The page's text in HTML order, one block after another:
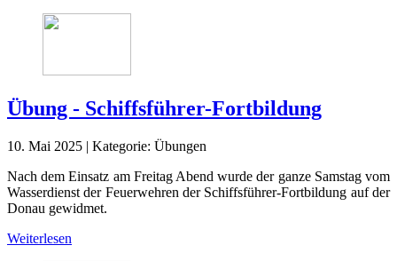
Übung - Schiffsführer-Fortbildung
10. Mai 2025 | Kategorie: Übungen
Nach dem Einsatz am Freitag Abend wurde der ganze Samstag vom
Wasserdienst der Feuerwehren der Schiffsführer-Fortbildung auf der
Donau gewidmet.
Weiterlesen